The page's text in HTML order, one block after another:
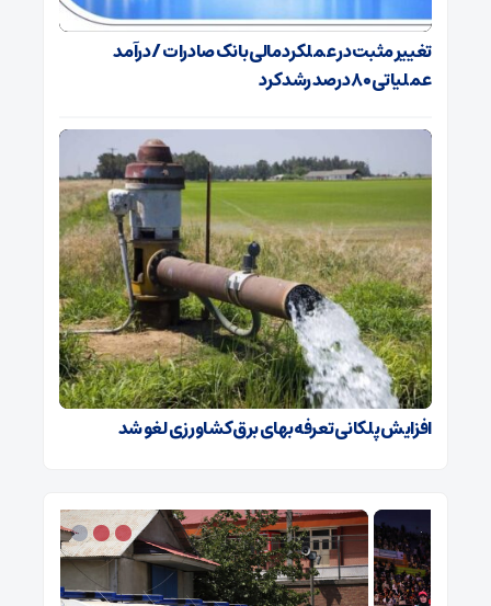
تغییر مثبت در عملکرد مالی بانک صادرات / درآمد
عملیاتی ۸۰ درصد رشد کرد
افزایش پلکانی تعرفه بهای برق کشاورزی لغو شد